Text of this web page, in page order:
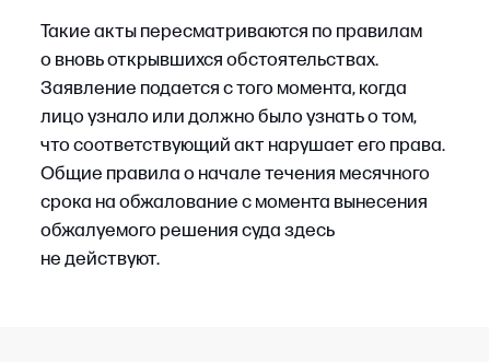
доказательства подтверждают нарушение
прав. Ниже разберем порядок обжалования
судебных актов в банкротстве пошагово.
Определить, какой акт подлежит
обжалованию
ШАГ 1
Устанавливается, что именно вынес суд:
решение о признании должника банкротом,
определение о включении / об отказе